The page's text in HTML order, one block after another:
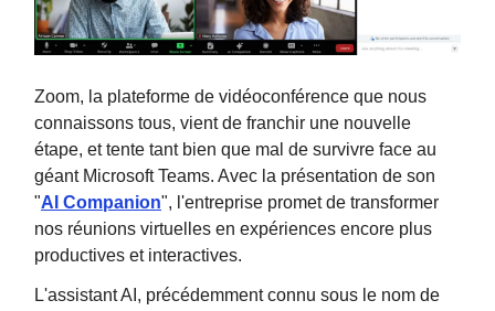
Zoom, la plateforme de vidéoconférence que nous
connaissons tous, vient de franchir une nouvelle
étape, et tente tant bien que mal de survivre face au
géant Microsoft Teams. Avec la présentation de son
"AI Companion", l'entreprise promet de transformer
nos réunions virtuelles en expériences encore plus
productives et interactives.
L'assistant AI, précédemment connu sous le nom de